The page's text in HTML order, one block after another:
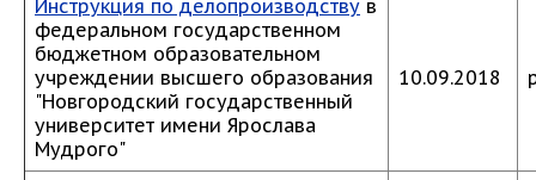
Инструкция по делопроизводству в
федеральном государственном
бюджетном образовательном
учреждении высшего образования
"Новгородский государственный
университет имени Ярослава
Мудрого"
10.09.2018